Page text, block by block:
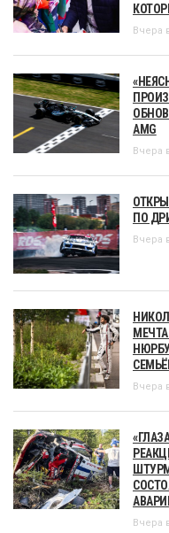
Вчера
AMG
Вчера
ПО
Вчера
Вчера
Вчера